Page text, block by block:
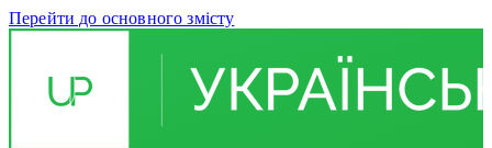
Перейти до основного змісту